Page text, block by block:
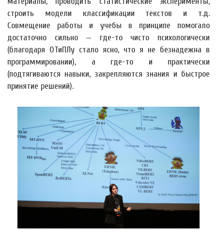
строить модели классификации текстов и т.д.
Совмещение работы и учебы в принципе помогало
достаточно сильно — где-то чисто психологически
(благодаря ОТиПЛу стало ясно, что я не безнадежна в
программировании), а где-то и практически
(подтягиваются навыки, закрепляются знания и быстрое
принятие решений).